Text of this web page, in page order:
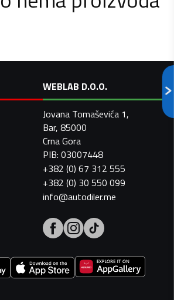
WEBLAB D.O.O.
Jovana Tomaševića 1,
Bar, 85000
Crna Gora
PIB: 03007448
+382 (0) 67 312 555
+382 (0) 30 550 099
info@autodiler.me